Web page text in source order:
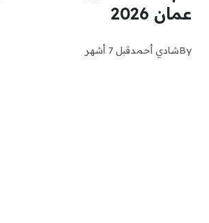
عمان 2026
Byشادي أحمدقبل 7 أشهر